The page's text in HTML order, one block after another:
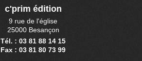
c'prim édition
9 rue de l'église
25000 Besançon
Tél. : 03 81 88 14 15
Fax : 03 81 80 73 99